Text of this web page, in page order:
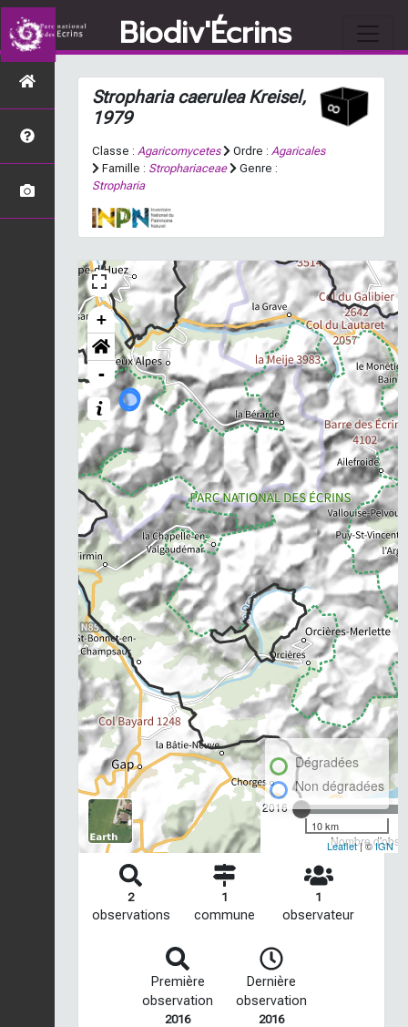
Biodiv'Écrins
Stropharia caeruleaKreisel,
1979
Classe : Agaricomycetes Ordre : Agaricales
Famille : Strophariaceae
Genre :
Stropharia
+
-
2016
Nombre
Dégradées
Non dégradées
10 km
Leaflet| ©IGN
2
observations
1
commune
1
observateur
Première
observation
2016
Dernière
observation
2016